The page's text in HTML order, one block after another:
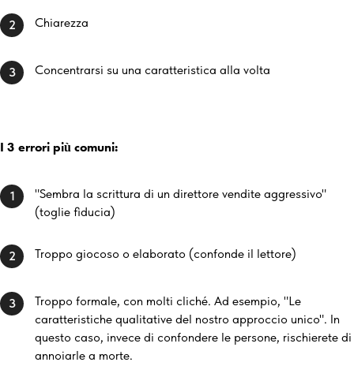
2 Chiarezza
3 Concentrarsi su una caratteristica alla volta
I 3 errori più comuni:
1
"Sembra la scrittura di un direttore vendite aggressivo"
(toglie fiducia)
2 Troppo giocoso o elaborato (confonde il lettore)
3
Troppo formale, con molti cliché. Ad esempio, "Le
caratteristiche qualitative del nostro approccio unico". In
questo caso, invece di confondere le persone, rischierete di
annoiarle a morte.